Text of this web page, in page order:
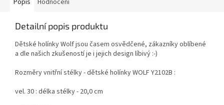
Popis Hodnocení
Detailní popis produktu
Dětské holínky Wolf jsou časem osvědčené, zákazníky oblíbené
a dle našich zkušeností je i jejich design líbivý :-)
Rozměry vnitřní stélky - dětské holínky WOLF Y2102B :
vel. 30 : délka stélky - 20,0 cm